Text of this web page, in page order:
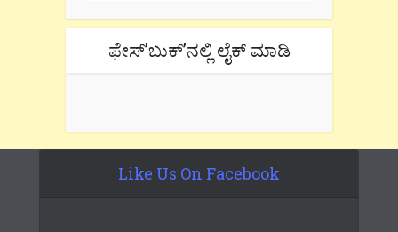
ಫೇಸ್’ಬುಕ್’ನಲ್ಲಿ ಲೈಕ್ ಮಾಡಿ
Like Us On Facebook